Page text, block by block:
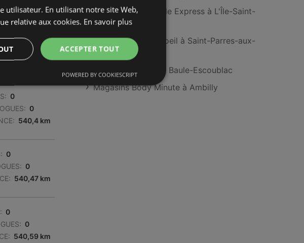
539,6 km
0
540,02 km
0
0
540,4 km
0
0
540,47 km
0
0
540,59 km
Magasins Coccinelle Express à L'Île-Saint-
Denis
Magasins Tape à l'oeil à Saint-Parres-aux-
Tertres
Magasins Avis à La Baule-Escoublac
Magasins Body Minute à Ambilly
utilisateur. En utilisant notre site Web,
relative aux cookies. En savoir plus
ACCEPTER TOUT
POWERED BY COOKIESCRIPT